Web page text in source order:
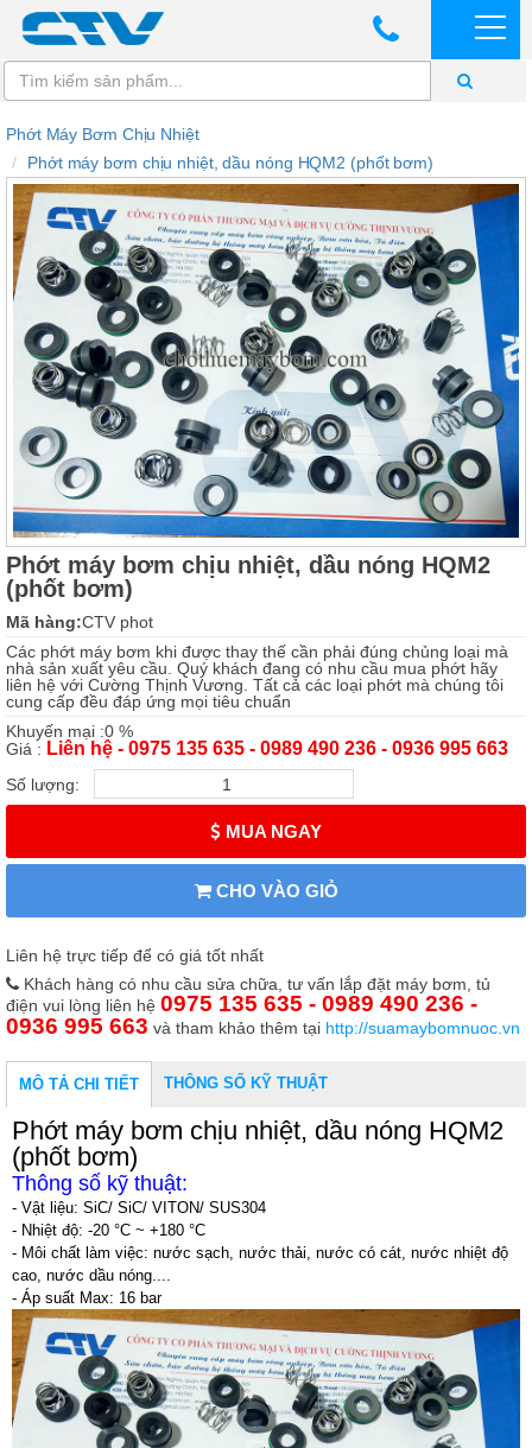
Phớt Máy Bơm Chịu Nhiệt
Phớt máy bơm chịu nhiệt, dầu nóng HQM2 (phốt bơm)
Phớt máy bơm chịu nhiệt, dầu nóng HQM2
(phốt bơm)
Mã hàng:CTV phot
Các phớt máy bơm khi được thay thế cần phải đúng chủng loại mà
nhà sản xuất yêu cầu. Quý khách đang có nhu cầu mua phớt hãy
liên hệ với Cường Thịnh Vương. Tất cả các loại phớt mà chúng tôi
cung cấp đều đáp ứng mọi tiêu chuẩn
Khuyến mại :0 %
Giá : Liên hệ - 0975 135 635 - 0989 490 236 - 0936 995 663
Số lượng:
MUA NGAY
CHO VÀO GIỎ
Liên hệ trực tiếp để có giá tốt nhất
Khách hàng có nhu cầu sửa chữa, tư vấn lắp đặt máy bơm, tủ
điện vui lòng liên hệ 0975 135 635 - 0989 490 236 -
0936 995 663 và tham khảo thêm tại http://suamaybomnuoc.vn
MÔ TẢ CHI TIẾT THÔNG SỐ KỸ THUẬT
Phớt máy bơm chịu nhiệt, dầu nóng HQM2
(phốt bơm)
Thông số kỹ thuật:
- Vật liệu: SiC/ SiC/ VITON/ SUS304
- Nhiệt độ: -20 °C ~ +180 °C
- Môi chất làm việc: nước sạch, nước thải, nước có cát, nước nhiệt độ
cao, nước dầu nóng....
- Áp suất Max: 16 bar